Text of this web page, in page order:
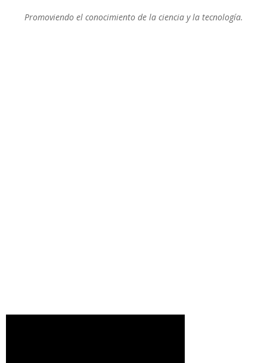
Promoviendo el conocimiento de la ciencia y la tecnología.